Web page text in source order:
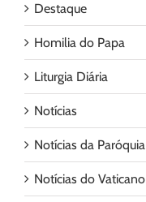
Destaque
Homilia do Papa
Liturgia Diária
Notícias
Notícias da Paróquia
Notícias do Vaticano